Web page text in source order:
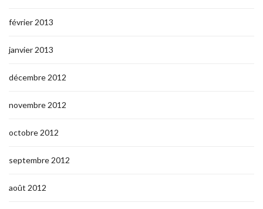
février 2013
janvier 2013
décembre 2012
novembre 2012
octobre 2012
septembre 2012
août 2012